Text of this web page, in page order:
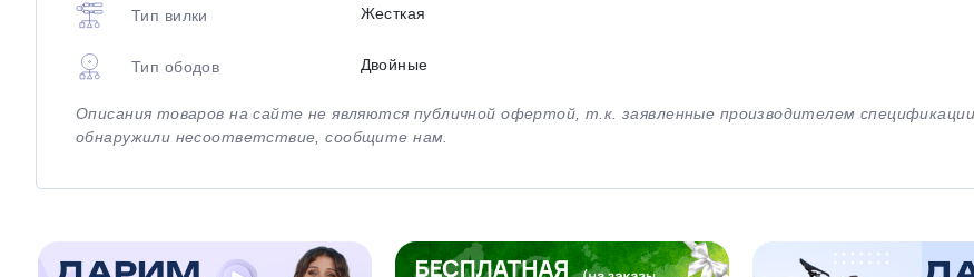
Тип вилки Жесткая
Тип ободов Двойные
Описания товаров на сайте не являются публичной офертой, т.к. заявленные производителем
обнаружили несоответствие, сообщите нам.